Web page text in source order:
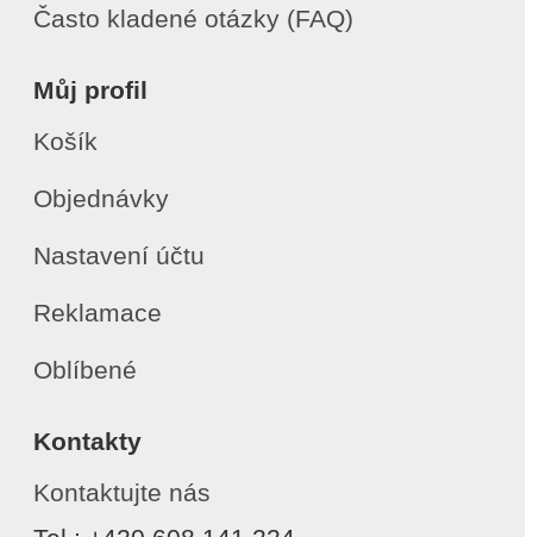
Často kladené otázky (FAQ)
Můj profil
Košík
Objednávky
Nastavení účtu
Reklamace
Oblíbené
Kontakty
Kontaktujte nás